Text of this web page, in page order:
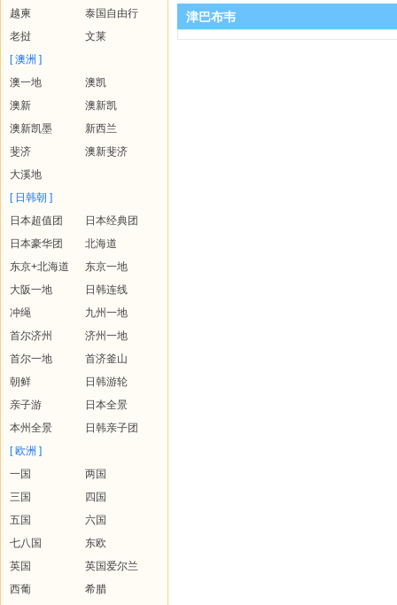
越柬
泰国自由行
老挝
文莱
[ 澳洲 ]
澳一地
澳凯
澳新
澳新凯
澳新凯墨
新西兰
斐济
澳新斐济
大溪地
[ 日韩朝 ]
日本超值团
日本经典团
日本豪华团
北海道
东京+北海道
东京一地
大阪一地
日韩连线
冲绳
九州一地
首尔济州
济州一地
首尔一地
首济釜山
朝鲜
日韩游轮
亲子游
日本全景
本州全景
日韩亲子团
[ 欧洲 ]
一国
两国
三国
四国
五国
六国
七八国
东欧
英国
英国爱尔兰
西葡
希腊
津巴布韦